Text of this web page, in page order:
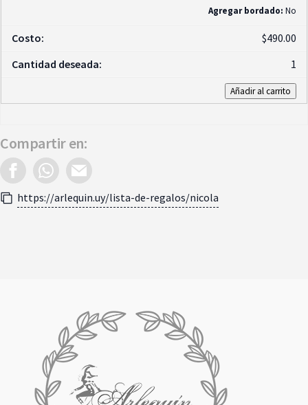
Agregar bordado: No
$490.00
1
Añadir al carrito
Compartir en:
https://arlequin.uy/lista-de-regalos/nicola